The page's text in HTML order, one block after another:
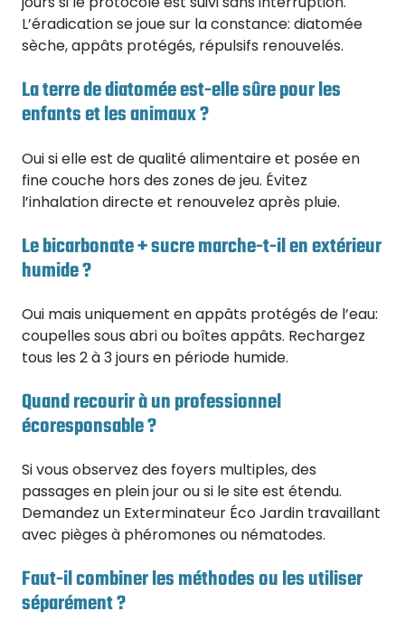
L’éradication se joue sur la constance: diatomée
sèche, appâts protégés, répulsifs renouvelés.
La terre de diatomée est-elle sûre pour les
enfants et les animaux ?
Oui si elle est de qualité alimentaire et posée en
fine couche hors des zones de jeu. Évitez
l’inhalation directe et renouvelez après pluie.
Le bicarbonate + sucre marche-t-il en extérieur
humide ?
Oui mais uniquement en appâts protégés de l’eau:
coupelles sous abri ou boîtes appâts. Rechargez
tous les 2 à 3 jours en période humide.
Quand recourir à un professionnel
écoresponsable ?
Si vous observez des foyers multiples, des
passages en plein jour ou si le site est étendu.
Demandez un Exterminateur Éco Jardin travaillant
avec pièges à phéromones ou nématodes.
Faut-il combiner les méthodes ou les utiliser
séparément ?